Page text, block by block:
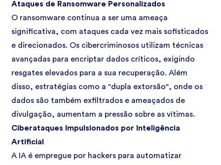
Ataques de Ransomware Personalizados
O ransomware continua a ser uma ameaça
significativa, com ataques cada vez mais sofisticados
e direcionados. Os cibercriminosos utilizam técnicas
avançadas para encriptar dados críticos, exigindo
resgates elevados para a sua recuperação. Além
disso, estratégias como a "dupla extorsão", onde os
dados são também exfiltrados e ameaçados de
divulgação, aumentam a pressão sobre as vítimas.
Ciberataques Impulsionados por Inteligência
Artificial
A IA é empregue por hackers para automatizar